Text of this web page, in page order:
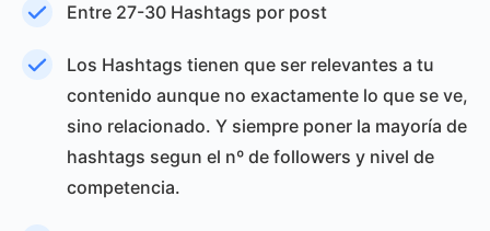
Entre 27-30 Hashtags por post
Los Hashtags tienen que ser relevantes a tu
contenido aunque no exactamente lo que se ve,
sino relacionado. Y siempre poner la mayoría de
hashtags segun el nº de followers y nivel de
competencia.